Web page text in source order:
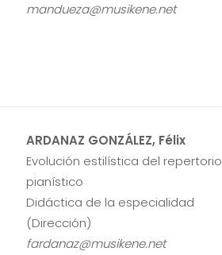
mandueza@musikene.net
ARDANAZ GONZÁLEZ, Félix
Evolución estilística del repertorio
pianístico
Didáctica de la especialidad
(Dirección)
fardanaz@musikene.net